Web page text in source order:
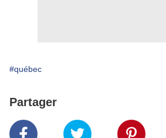
#québec
Partager